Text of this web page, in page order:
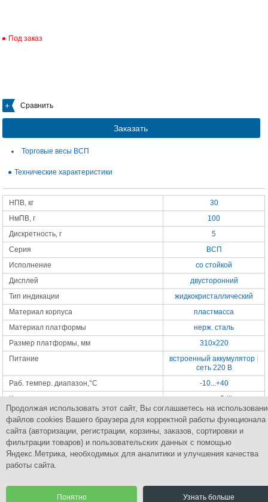
Под заказ
Сравнить
Заказать
Торговые весы ВСП
Технические характеристики
НПВ, кг
30
НмПВ, г
100
Дискретность, г
5
Серия
ВСП
Исполнение
со стойкой
Дисплей
двусторонний
Тип индикации
жидкокристаллический
Материал корпуса
пластмасса
Материал платформы
нерж. сталь
Размер платформы, мм
310x220
Питание
встроенный аккумулятор
сеть 220 В
Раб. темпер. диапазон,°С
-10...+40
Класс точности
средний-III
Габаритные размеры, мм
320x355x440
Масса весов, кг
3.9
Комплексное снабжение промышленным оборудованием
Продолжая использовать этот сайт, Вы соглашаетесь на
файлов cookies Вашего браузера для корректной работы функционала
сайта (авторизации, регистрации, корзины, заказов, сортировки и
фильтрации товаров) и пользовательских данных с помощью
Яндекс.Метрика, необходимых для аналитики и улучшения качества
работы сайта.
Понятно Узнать больше